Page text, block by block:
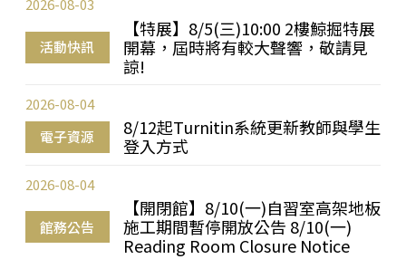
活動快訊
【特展】8/5(三)10:00 2樓鯨掘特展
開幕，屆時將有較大聲響，敬請見
諒!
2026-08-03
電子資源
8/12起Turnitin系統更新教師與學生
登入方式
2026-08-04
館務公告
【開閉館】8/10(一)自習室高架地板
施工期間暫停開放公告 8/10(一)
Reading Room Closure Notice
2026-08-04